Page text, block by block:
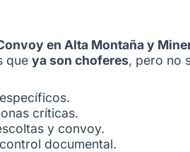
en Alta Montaña y
queya son choferes, pero no
críticas.
y convoy.
documental.